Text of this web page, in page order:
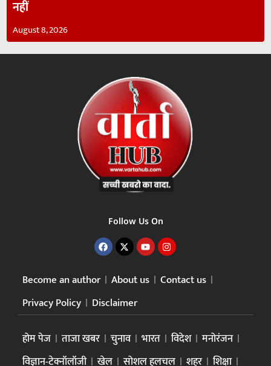
नहीं
August 8, 2026
Follow Us On
Become an author About us
Contact us
Privacy Policy
Disclaimer
होम पेज ताजा खबर चुनाव भारत विदेश
मनोरंजन
विज्ञान-टेक्नॉलॉजी
खेल सोशल हलचल शहर शिक्षा